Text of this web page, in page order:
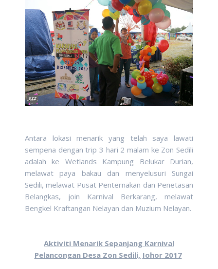
Antara lokasi menarik yang telah saya lawati
sempena dengan trip 3 hari 2 malam ke Zon Sedili
adalah ke Wetlands Kampung Belukar Durian,
melawat paya bakau dan menyelusuri Sungai
Sedili, melawat Pusat Penternakan dan Penetasan
Belangkas, join Karnival Berkarang, melawat
Bengkel Kraftangan Nelayan dan Muzium Nelayan.
Aktiviti Menarik Sepanjang Karnival
Pelancongan Desa Zon Sedili, Johor 2017